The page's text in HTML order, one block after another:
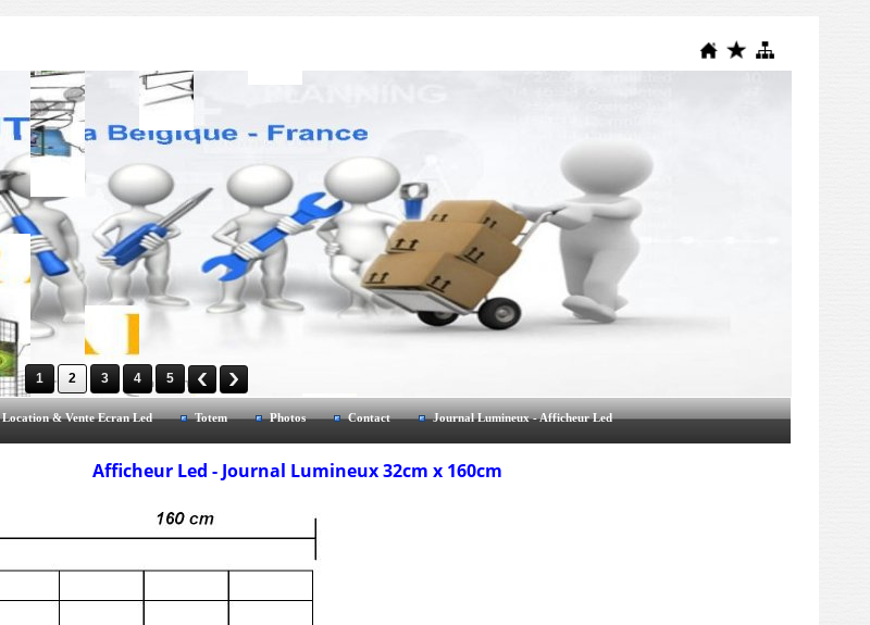
1 2 3 4 5
Location & Vente Ecran Led Totem Photos Contact Journal Lumineux - Afficheur Led
Afficheur Led - Journal Lumineux 32cm x 160cm